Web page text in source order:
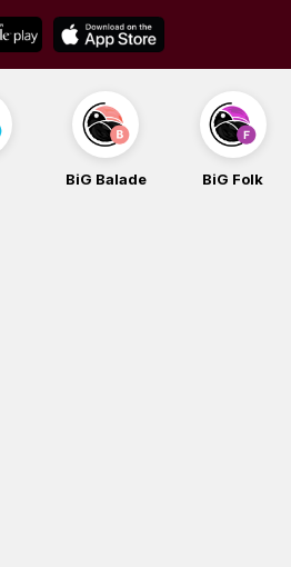
BiG Balade BiG Folk